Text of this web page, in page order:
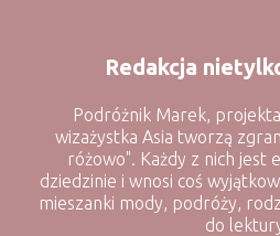
Redakcja
Podróżnik Marek,
wizażystka Asia tworzą
różowo". Każdy z nich jest
dziedzinie i wnosi coś
mieszanki mody, podróży,
do